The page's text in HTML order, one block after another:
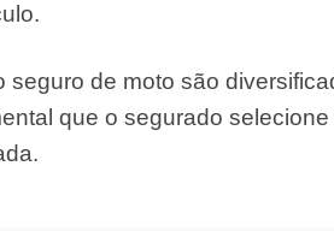
seguro de moto são
que o segurado